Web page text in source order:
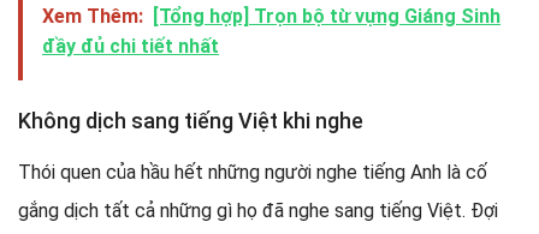
Xem Thêm: [Tổng hợp] Trọn bộ từ vựng Giáng Sinh
đầy đủ chi tiết nhất
Không dịch sang tiếng Việt khi nghe
Thói quen của hầu hết những người nghe tiếng Anh là cố
gắng dịch tất cả những gì họ đã nghe sang tiếng Việt. Đợi